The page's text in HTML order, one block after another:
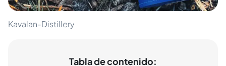
Kavalan-Distillery
Tabla de contenido: